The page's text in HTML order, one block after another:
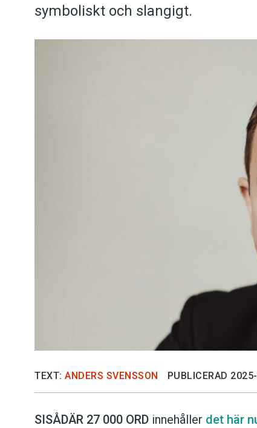
Skrivtips
Anmäl
Föreslå
Annonsera
Läs
symboliskt och slangigt.
TEXT: ANDERS SVENSSON PUBLICERAD
SISÅDÄR 27 000 ORD innehåller det här